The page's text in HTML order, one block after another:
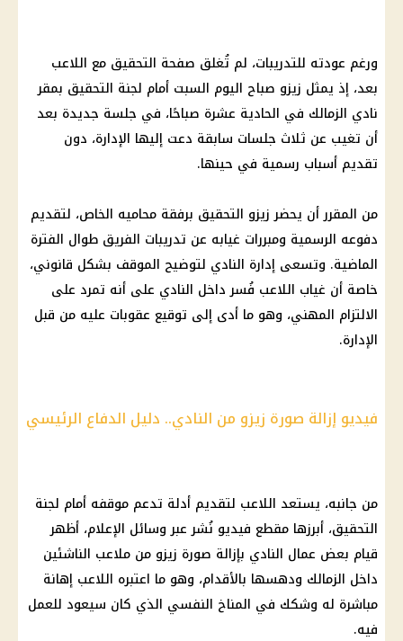
ورغم عودته للتدريبات، لم تُغلق صفحة التحقيق مع اللاعب
بعد، إذ يمثل زيزو صباح اليوم السبت أمام لجنة التحقيق بمقر
نادي الزمالك في الحادية عشرة صباحًا، في جلسة جديدة بعد
أن تغيب عن ثلاث جلسات سابقة دعت إليها الإدارة، دون
تقديم أسباب رسمية في حينها.
من المقرر أن يحضرزيزو التحقيق برفقة محاميه الخاص، لتقديم
دفوعه الرسمية ومبررات غيابه عن تدريبات الفريق طوال الفترة
الماضية. وتسعى إدارة النادي لتوضيح الموقف بشكل قانوني،
خاصة أن غياب اللاعب فُسر داخل النادي على أنه تمرد على
الالتزام المهني، وهو ما أدى إلى توقيع عقوبات عليه من قبل
الإدارة.
فيديو إزالة صورة زيزو من النادي.. دليل الدفاع الرئيسي
من جانبه، يستعد اللاعب لتقديم أدلة تدعم موقفه أمام لجنة
التحقيق، أبرزها مقطع فيديو نُشر عبر وسائل الإعلام، أظهر
قيام بعض عمال النادي بإزالة صورة زيزو من ملاعب الناشئين
داخل الزمالك ودهسها بالأقدام، وهو ما اعتبره اللاعب إهانة
مباشرة له وشكك في المناخ النفسي الذي كان سيعود للعمل
فيه.